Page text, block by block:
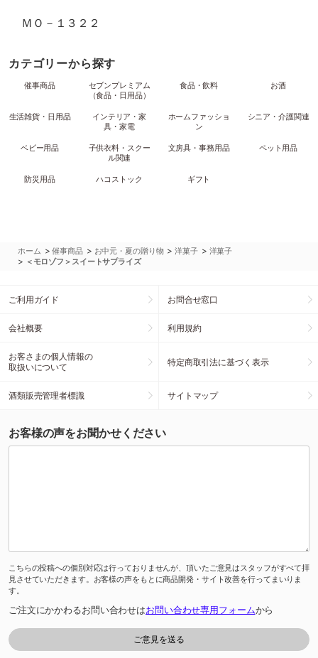
ＭＯ－１３２２
カテゴリーから探す
催事商品
セブンプレミアム
（食品・日用品）
食品・飲料 お酒
生活雑貨・日用品
インテリア・家
具・家電
ホームファッショ
ン
シニア・介護関連
ベビー用品
子供衣料・スクー
ル関連
文房具・事務用品 ペット用品
防災用品 ハコストック ギフト
ホーム >催事商品 > お中元・夏の贈り物 >洋菓子 > 洋菓子
> ＜モロゾフ＞スイートサプライズ
ご利用ガイド お問合せ窓口
会社概要 利用規約
お客さまの個人情報の
取扱いについて
特定商取引法に基づく表示
酒類販売管理者標識 サイトマップ
お客様の声をお聞かせください
こちらの投稿への個別対応は行っておりませんが、頂いたご意見はスタッフがすべて拝
見させていただきます。お客様の声をもとに商品開発・サイト改善を行ってまいりま
す。
ご注文にかかわるお問い合わせはお問い合わせ専用フォームから